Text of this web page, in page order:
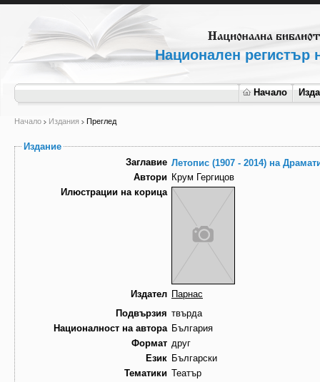
Национален регистър
Начало
Начало Издания Преглед
Издание
Заглавие Летопис (1907 - 2014) на
Автори Крум Гергицов
Илюстрации на корица
Издател Парнас
Подвързия твърда
Националност на автора България
Формат друг
Език Български
Тематики Театър